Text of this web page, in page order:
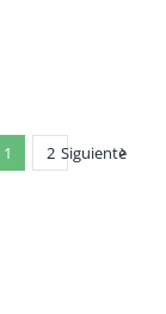
1 2 Siguiente